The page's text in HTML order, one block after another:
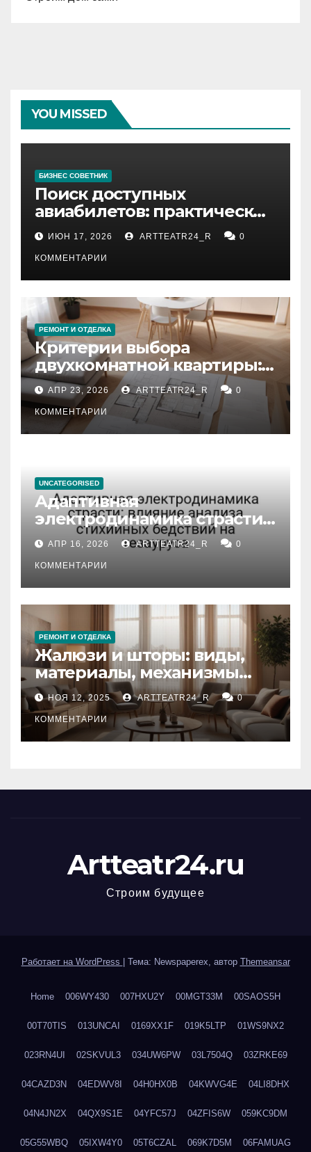
YOU MISSED
БИЗНЕС СОВЕТНИК
Поиск доступных
авиабилетов: практические
рекомендации
ИЮН 17, 2026 ARTTEATR24_R 0
КОММЕНТАРИИ
РЕМОНТ И ОТДЕЛКА
Критерии выбора
двухкомнатной квартиры:
планировка, площадь,
состояние и документация
АПР 23, 2026 ARTTEATR24_R 0
КОММЕНТАРИИ
UNCATEGORISED
Адаптивная
электродинамика страсти:
влияние анализа
стихийных бедствий на
тезауруса
АПР 16, 2026 ARTTEATR24_R 0
КОММЕНТАРИИ
РЕМОНТ И ОТДЕЛКА
Жалюзи и шторы: виды,
материалы, механизмы
управления и уход
НОЯ 12, 2025 ARTTEATR24_R 0
КОММЕНТАРИИ
Artteatr24.ru
Строим будущее
Работает на WordPress Тема: Newspaperex, автор Themeansar
Home 006WY430 007HXU2Y 00MGT33M 00SAOS5H
00T70TIS 013UNCAI 0169XX1F 019K5LTP 01WS9NX2
023RN4UI 02SKVUL3 034UW6PW 03L7504Q 03ZRKE69
04CAZD3N 04EDWV8I 04H0HX0B 04KWVG4E 04LI8DHX
04N4JN2X 04QX9S1E 04YFC57J 04ZFIS6W 059KC9DM
05G55WBQ 05IXW4Y0 05T6CZAL 069K7D5M 06FAMUAG